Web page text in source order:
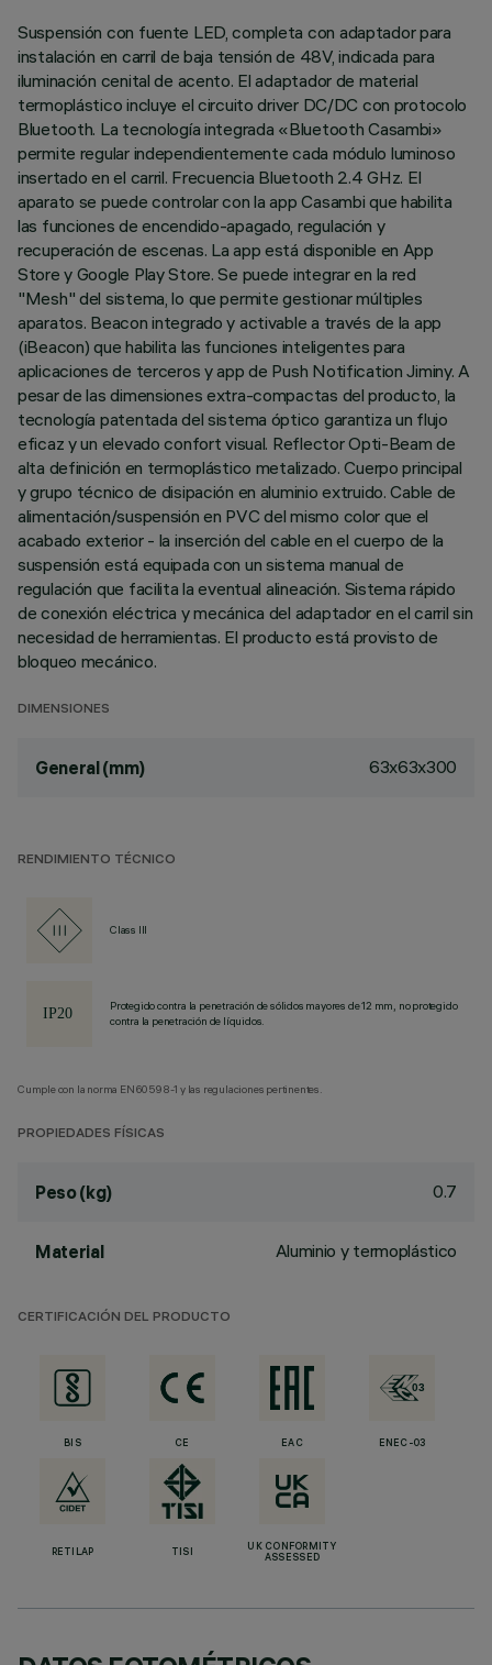
Suspensión con fuente LED, completa con adaptador para
instalación en carril de baja tensión de 48V, indicada para
iluminación cenital de acento. El adaptador de material
termoplástico incluye el circuito driver DC/DC con protocolo
Bluetooth. La tecnología integrada «Bluetooth Casambi»
permite regular independientemente cada módulo luminoso
insertado en el carril. Frecuencia Bluetooth 2.4 GHz. El
aparato se puede controlar con la app Casambi que habilita
las funciones de encendido-apagado, regulación y
recuperación de escenas. La app está disponible en App
Store y Google Play Store. Se puede integrar en la red
"Mesh" del sistema, lo que permite gestionar múltiples
aparatos. Beacon integrado y activable a través de la app
(iBeacon) que habilita las funciones inteligentes para
aplicaciones de terceros y app de Push Notification Jiminy. A
pesar de las dimensiones extra-compactas del producto, la
tecnología patentada del sistema óptico garantiza un flujo
eficaz y un elevado confort visual. Reflector Opti-Beam de
alta definición en termoplástico metalizado. Cuerpo principal
y grupo técnico de disipación en aluminio extruido. Cable de
alimentación/suspensión en PVC del mismo color que el
acabado exterior - la inserción del cable en el cuerpo de la
suspensión está equipada con un sistema manual de
regulación que facilita la eventual alineación. Sistema rápido
de conexión eléctrica y mecánica del adaptador en el carril sin
necesidad de herramientas. El producto está provisto de
bloqueo mecánico.
DIMENSIONES
General (mm) 63x63x300
RENDIMIENTO TÉCNICO
Class III
Protegido contra la penetración de sólidos mayores de 12 mm, no protegido
contra la penetración de líquidos.
Cumple con la norma EN60598-1 y las regulaciones pertinentes.
PROPIEDADES FÍSICAS
Peso (kg) 0.7
Material Aluminio y termoplástico
CERTIFICACIÓN DEL PRODUCTO
BIS CE EAC ENEC-03
RETILAP TISI
UK CONFORMITY
ASSESSED